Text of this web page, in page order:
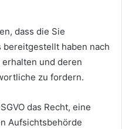
dass die Sie
haben nach
erhalten und deren
zu fordern.
das Recht, eine
Aufsichtsbehörde